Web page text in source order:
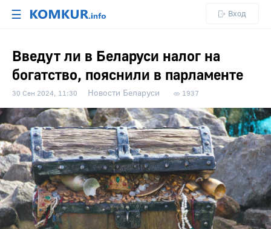
☰ Вход
Введут ли в Беларуси налог на
богатство, пояснили в парламенте
30 Сен 2024, 11:30 Новости Беларуси 1937